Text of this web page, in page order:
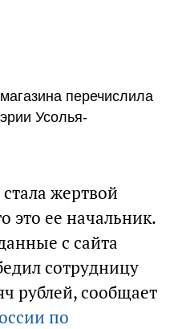
перечислила
Усолья-
жертвой
это ее начальник.
с сайта
сотрудницу
рублей, сообщает
по